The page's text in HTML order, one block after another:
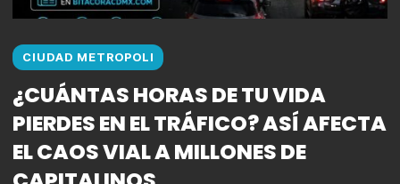
CIUDAD METROPOLI
¿CUÁNTAS HORAS DE TU VIDA
PIERDES EN EL TRÁFICO? ASÍ AFECTA
EL CAOS VIAL A MILLONES DE